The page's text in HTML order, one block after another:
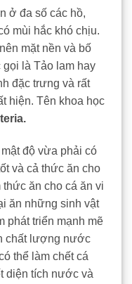
ở đa số các hồ,
mùi hắc khó chịu.
mặt nền và bố
là Tảo lam hay
đặc trưng và rất
hiện. Tên khoa học
độ vừa phải có
và cả thức ăn cho
ăn cho cá ăn vi
ăn những sinh vật
phát triển mạnh mẽ
chất lượng nước
thể làm chết cá
diện tích nước và